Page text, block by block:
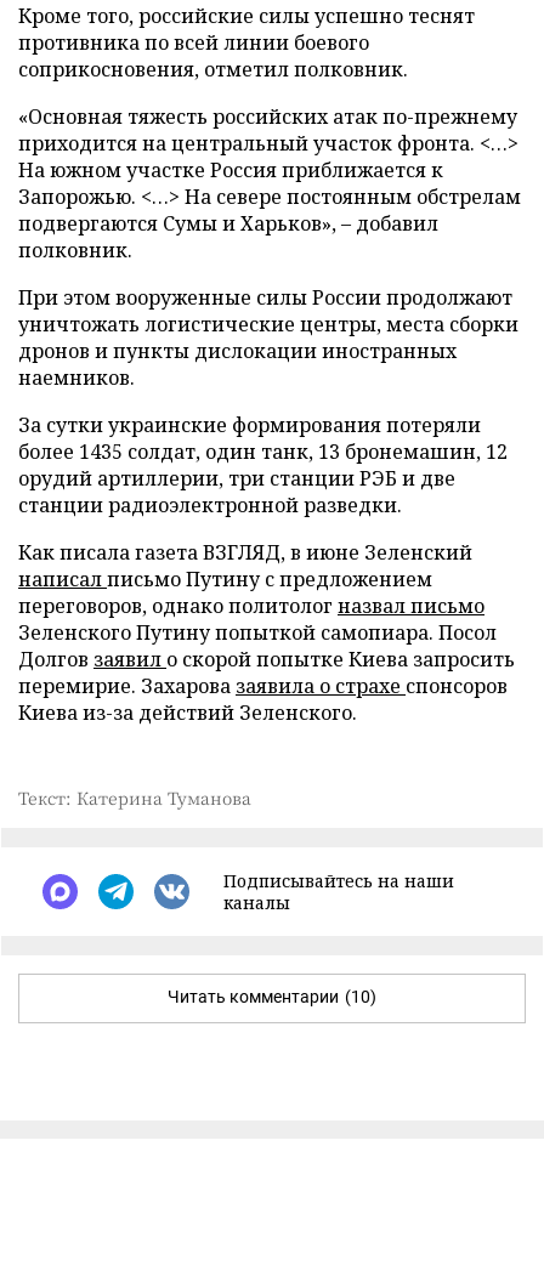
Кроме того, российские силы успешно теснят
противника по всей линии боевого
соприкосновения, отметил полковник.
«Основная тяжесть российских атак по-прежнему
приходится на центральный участок фронта. <…>
На южном участке Россия приближается к
Запорожью. <…> На севере постоянным обстрелам
подвергаются Сумы и Харьков», – добавил
полковник.
При этом вооруженные силы России продолжают
уничтожать логистические центры, места сборки
дронов и пункты дислокации иностранных
наемников.
За сутки украинские формирования потеряли
более 1435 солдат, один танк, 13 бронемашин, 12
орудий артиллерии, три станции РЭБ и две
станции радиоэлектронной разведки.
Как писала газета ВЗГЛЯД, в июне Зеленский
написалписьмо Путину с предложением
переговоров, однако политолог назвал письмо
Зеленского Путину попыткой самопиара. Посол
Долгов заявил о скорой попытке Киева запросить
перемирие. Захарова заявила о страхе спонсоров
Киева из-за действий Зеленского.
Текст: Катерина Туманова
Подписывайтесь на наши
каналы
Читать комментарии (10)